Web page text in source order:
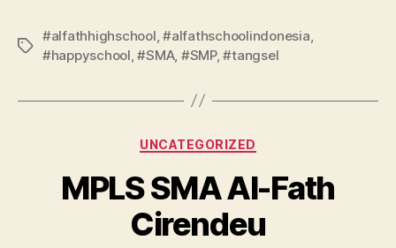
#alfathhighschool,#alfathschoolindonesia,
#happyschool,#SMA, #SMP,#tangsel
UNCATEGORIZED
MPLS SMA Al-Fath
Cirendeu